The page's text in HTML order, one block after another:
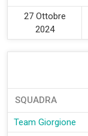
27 Ottobre
2024
SQUADRA
Team Giorgione